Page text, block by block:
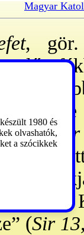
Magyar
, gör.
ÓSz
írja
(
(Sir
készült 1980 és
olvashatók,
a szócikkek